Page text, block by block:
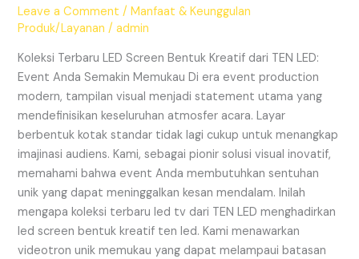
Leave a Comment /Manfaat & Keunggulan
Produk/Layanan /admin
Koleksi Terbaru LED Screen Bentuk Kreatif dari TEN LED:
Event Anda Semakin Memukau Di era event production
modern, tampilan visual menjadi statement utama yang
mendefinisikan keseluruhan atmosfer acara. Layar
berbentuk kotak standar tidak lagi cukup untuk menangkap
imajinasi audiens. Kami, sebagai pionir solusi visual inovatif,
memahami bahwa event Anda membutuhkan sentuhan
unik yang dapat meninggalkan kesan mendalam. Inilah
mengapa koleksi terbaru led tv dari TEN LED menghadirkan
led screen bentuk kreatif ten led. Kami menawarkan
videotron unik memukau yang dapat melampaui batasan
Kreatif
TEN
LED:
Event
Anda
Semakin
Memukau